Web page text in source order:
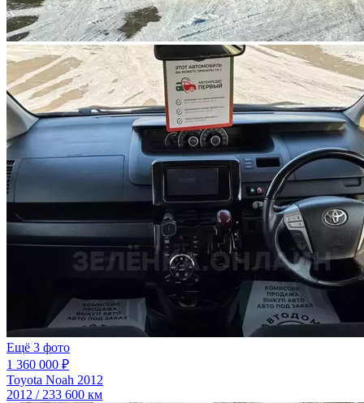
Ещё 3 фото
1 360 000 ₽
Toyota Noah 2012
2012 / 233 600 км